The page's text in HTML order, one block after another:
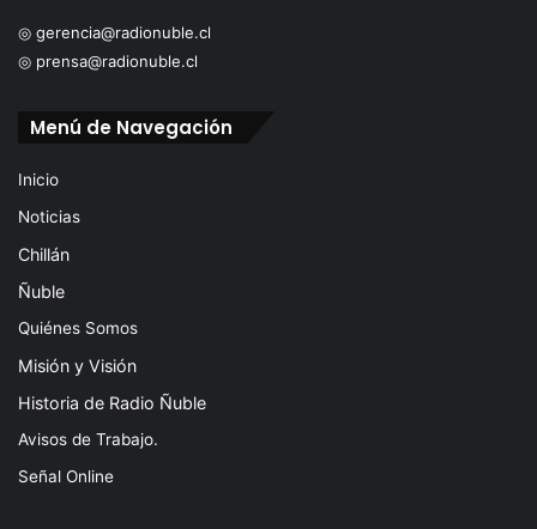
◎ gerencia@radionuble.cl
◎ prensa@radionuble.cl
Menú de Navegación
Inicio
Noticias
Chillán
Ñuble
Quiénes Somos
Misión y Visión
Historia de Radio Ñuble
Avisos de Trabajo.
Señal Online